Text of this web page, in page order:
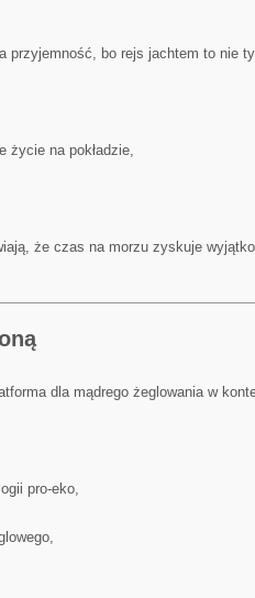
przyjemność, bo rejs jachtem to nie
życie na pokładzie,
że czas na morzu zyskuje
dla mądrego żeglowania w
pro-eko,